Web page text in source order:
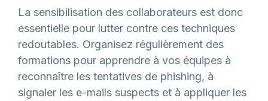
La sensibilisation des collaborateurs est donc
essentielle pour lutter contre ces techniques
redoutables. Organisez régulièrement des
formations pour apprendre à vos équipes à
reconnaître les tentatives de phishing, à
signaler les e-mails suspects et à appliquer les